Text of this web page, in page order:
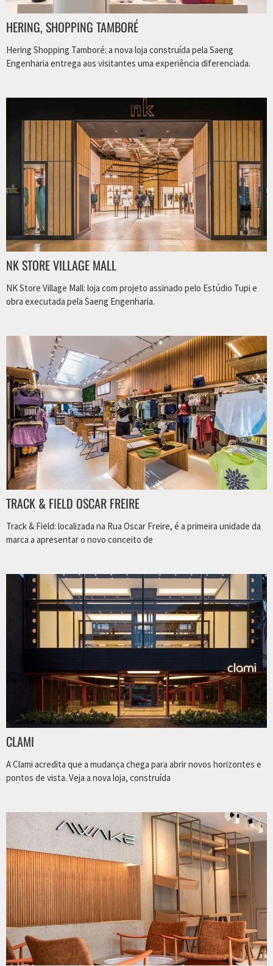
HERING, SHOPPING TAMBORÉ
Hering Shopping Tamboré: a nova loja construída pela Saeng
Engenharia entrega aos visitantes uma experiência diferenciada.
NK STORE VILLAGE MALL
NK Store Village Mall: loja com projeto assinado pelo Estúdio Tupi e
obra executada pela Saeng Engenharia.
TRACK & FIELD OSCAR FREIRE
Track & Field: localizada na Rua Oscar Freire, é a primeira unidade da
marca a apresentar o novo conceito de
CLAMI
A Clami acredita que a mudança chega para abrir novos horizontes e
pontos de vista. Veja a nova loja, construída